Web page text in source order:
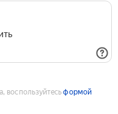
воспользуйтесьформой